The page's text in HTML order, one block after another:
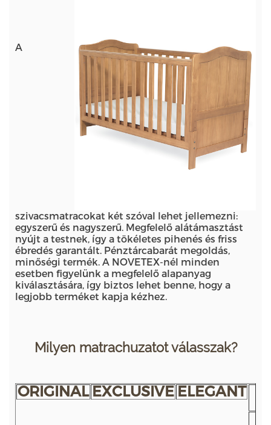
A
szivacsmatracokat két szóval lehet jellemezni:
egyszerű és nagyszerű. Megfelelő alátámasztást
nyújt a testnek, így a tökéletes pihenés és friss
ébredés garantált. Pénztárcabarát megoldás,
minőségi termék. A NOVETEX-nél minden
esetben figyelünk a megfelelő alapanyag
kiválasztására, így biztos lehet benne, hogy a
legjobb terméket kapja kézhez.
Milyen matrachuzatot válasszak?
ORIGINALEXCLUSIVEELEGANT